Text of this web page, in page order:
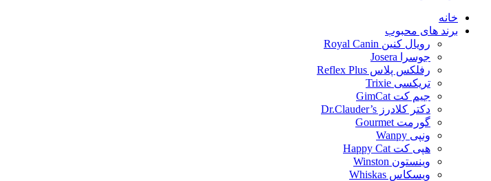
خانه
برند های محبوب
رویال کنین Royal Canin
جوسرا Josera
رفلکس پلاس Reflex Plus
تریکسی Trixie
جیم کت GimCat
دکتر کلادرز Dr.Clauder’s
گورمت Gourmet
ونپی Wanpy
هپی کت Happy Cat
وینستون Winston
ویسکاس Whiskas